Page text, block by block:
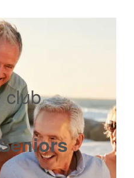
club